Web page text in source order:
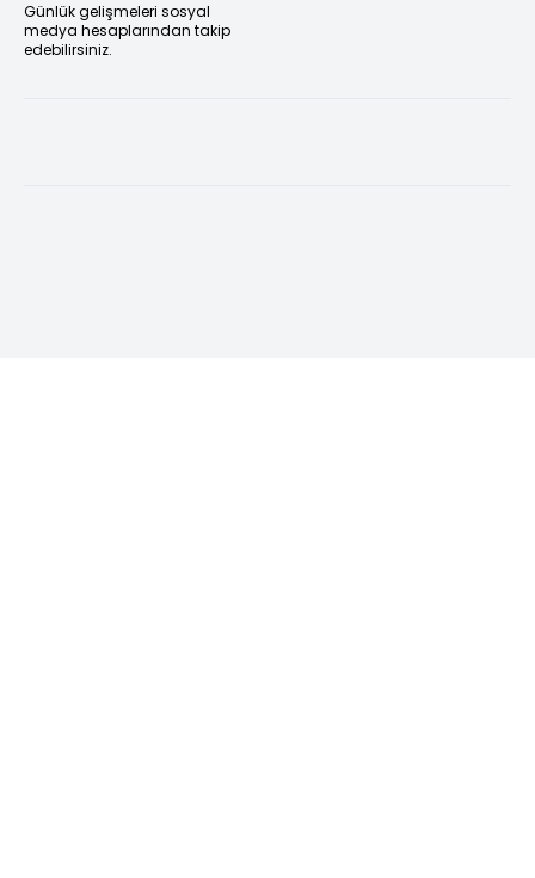
Günlük gelişmeleri sosyal
medya hesaplarından takip
edebilirsiniz.